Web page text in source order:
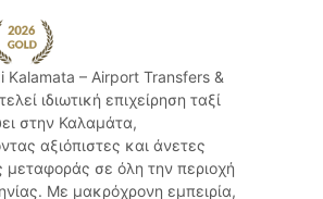
Kalamata – Airport Transfers &
ιδιωτική επιχείρηση ταξί
στην Καλαμάτα,
αξιόπιστες και άνετες
μεταφοράς σε όλη την περιοχή
Με μακρόχρονη εμπειρία,